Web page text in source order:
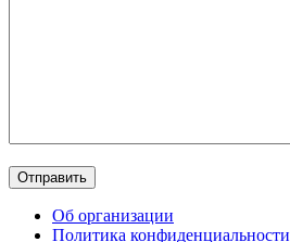
Об организации
Политика конфиденциальности